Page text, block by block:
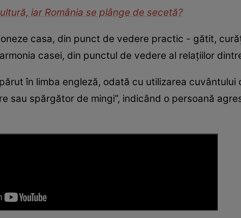
iar România se plânge de secetă?
casa, din punct de vedere practic - gătit,
casei, din punctul de vedere al relațiilor
în limba engleză, odată cu utilizarea cuvântului
sau spărgător de mingi”, indicând o persoană